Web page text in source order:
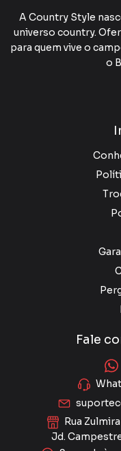
A Country Style
universo country.
para quem vive o
o
Fale
Rua
Jd.